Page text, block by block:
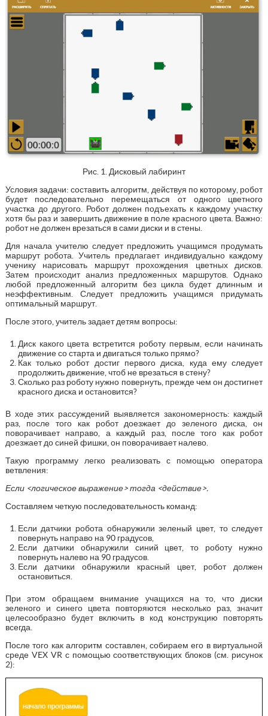
Рис. 1. Дисковый лабиринт
Условия задачи: составить алгоритм, действуя по которому, робот
будет последовательно перемещаться от одного цветного
участка до другого. Робот должен подъехать к каждому участку
хотя бы раз и завершить движение в поле красного цвета. Важно:
робот не должен врезаться в сами диски и в стены.
Для начала учителю следует предложить учащимся продумать
маршрут робота. Учитель предлагает индивидуально каждому
ученику нарисовать маршрут прохождения цветных дисков.
Затем происходит анализ предложенных маршрутов. Однако
любой предложенный алгоритм без цикла будет длинным и
неэффективным. Следует предложить учащимся придумать
оптимальный маршрут.
После этого, учитель задает детям вопросы:
Диск какого цвета встретится роботу первым, если начинать
движение со старта и двигаться только прямо?
Как только робот достиг первого диска, куда ему следует
продолжить движение, чтоб не врезаться в стену?
Сколько раз роботу нужно повернуть, прежде чем он достигнет
красного диска и остановится?
В ходе этих рассуждений выявляется закономерность: каждый
раз, после того как робот доезжает до зеленого диска, он
поворачивает направо, а каждый раз, после того как робот
доезжает до синей фишки, он поворачивает налево.
Такую программу легко реализовать с помощью оператора
ветвления:
Если <логическое выражение> тогда <действие>.
Составляем четкую последовательность команд:
Если датчики робота обнаружили зеленый цвет, то следует
повернуть направо на 90 градусов,
Если датчики обнаружили синий цвет, то роботу нужно
повернуть налево на 90 градусов.
Если датчики обнаружили красный цвет, робот должен
остановиться.
При этом обращаем внимание учащихся на то, что диски
зеленого и синего цвета повторяются несколько раз, значит
целесообразно будет включить в код конструкцию повторять
всегда.
После того как алгоритм составлен, собираем его в виртуальной
среде VEX VR с помощью соответствующих блоков (см. рисунок
2):